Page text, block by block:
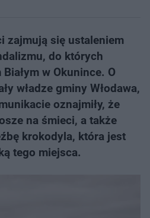
zajmują się ustaleniem
do których
w Okunince. O
władze gminy Włodawa,
oznajmiły, że
na śmieci, a także
krokodyla, która jest
tego miejsca.